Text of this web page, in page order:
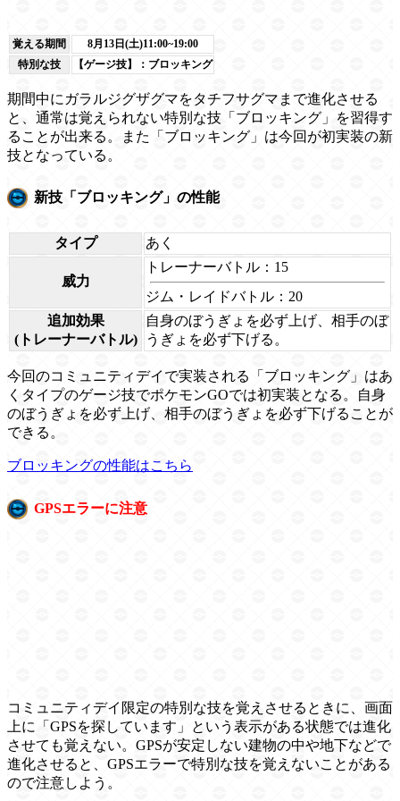
覚える期間
8月13日(土)11:00~19:00
特別な技
【ゲージ技】：ブロッキング
期間中にガラルジグザグマをタチフサグマまで進化させる
と、通常は覚えられない特別な技「ブロッキング」を習得す
ることが出来る。また「ブロッキング」は今回が初実装の新
技となっている。
新技「ブロッキング」の性能
タイプ あく
威力
トレーナーバトル：15
ジム・レイドバトル：20
追加効果
(トレーナーバトル)
自身のぼうぎょを必ず上げ、相手のぼ
うぎょを必ず下げる。
今回のコミュニティデイで実装される「ブロッキング」はあ
くタイプのゲージ技でポケモンGOでは初実装となる。自身
のぼうぎょを必ず上げ、相手のぼうぎょを必ず下げることが
できる。
ブロッキングの性能はこちら
GPSエラーに注意
コミュニティデイ限定の特別な技を覚えさせるときに、画面
上に「GPSを探しています」という表示がある状態では進化
させても覚えない。GPSが安定しない建物の中や地下などで
進化させると、GPSエラーで特別な技を覚えないことがある
ので注意しよう。